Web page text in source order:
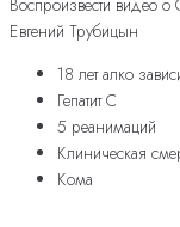
Воспроизвести видео
Евгений Трубицын
18 лет алко
Гепатит С
5 реанимаций
Клиническая
Кома